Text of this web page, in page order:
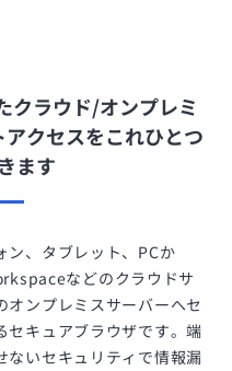
クラウド/オンプレミ
クセスをこれひとつ
ます
ン、タブレット、PCか
などのクラウドサ
オンプレミスサーバーへセ
セキュアブラウザです。端
ないセキュリティで情報漏